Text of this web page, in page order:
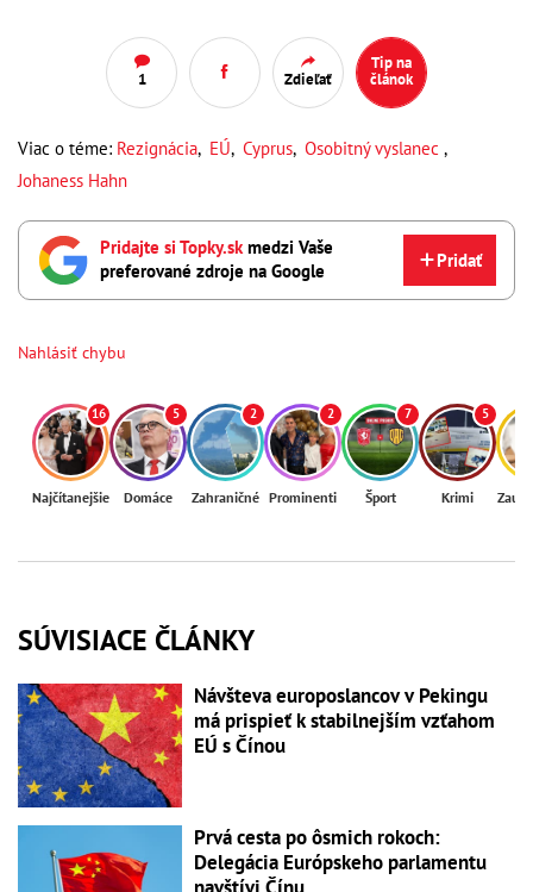
1 Zdieľať
Tip na
článok
Viac o téme: Rezignácia, EÚ, Cyprus, Osobitný vyslanec ,
Johaness Hahn
Pridajte si Topky.skmedzi Vaše
preferované zdroje na Google
Pridať
Nahlásiť chybu
16
Najčítanejšie
5
Domáce
2
Zahraničné
2
Prominenti
7
Šport
5
Krimi
SÚVISIACE ČLÁNKY
Návšteva europoslancov v Pekingu
má prispieť k stabilnejším vzťahom
EÚ s Čínou
Prvá cesta po ôsmich rokoch:
Delegácia Európskeho parlamentu